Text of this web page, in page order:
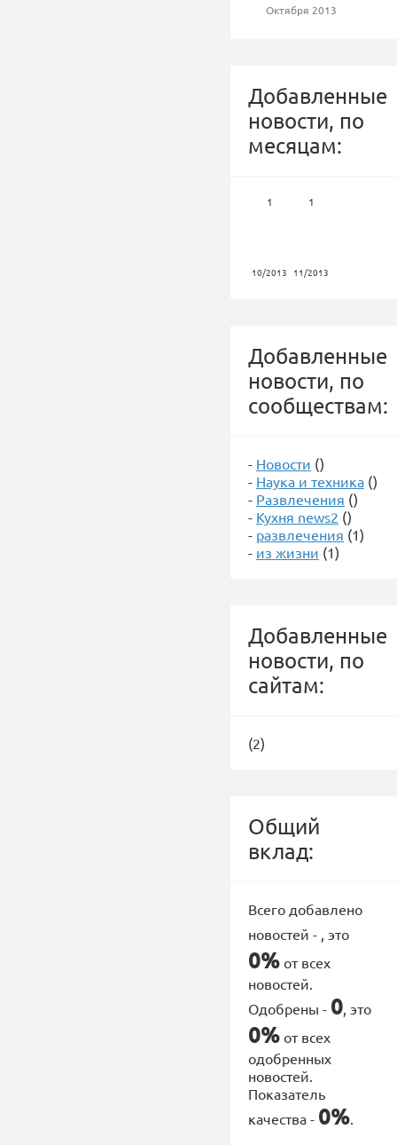
Октября 2013
Добавленные
новости, по
месяцам:
1
10/2013
1
11/2013
Добавленные
новости, по
сообществам:
- Новости ()
- Наука и техника ()
- Развлечения ()
- Кухня news2 ()
- развлечения (1)
- из жизни (1)
Добавленные
новости, по
сайтам:
(2)
Общий
вклад:
Всего добавлено
новостей - , это
0% от всех
новостей.
Одобрены - 0, это
0% от всех
одобренных
новостей.
Показатель
качества - 0%.